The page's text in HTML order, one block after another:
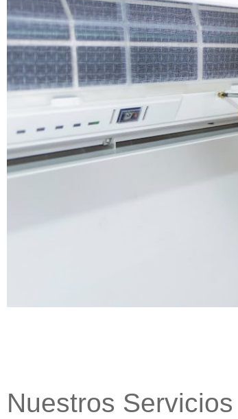
Nuestros Servicios